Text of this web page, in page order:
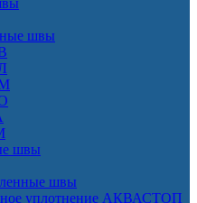
швы
швы
швы
уплотнение АКВАСТОП